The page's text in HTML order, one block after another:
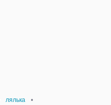
лялька
•